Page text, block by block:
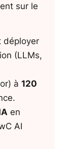
sur le
déployer
(LLMs,
à 120
en
AI